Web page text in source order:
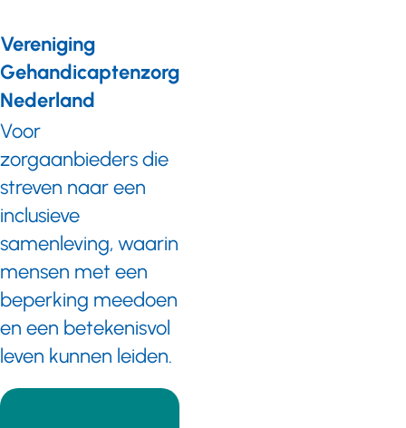
Vereniging
Gehandicaptenzorg
Nederland
Voor
zorgaanbieders die
streven naar een
inclusieve
samenleving, waarin
mensen met een
beperking meedoen
en een betekenisvol
leven kunnen leiden.